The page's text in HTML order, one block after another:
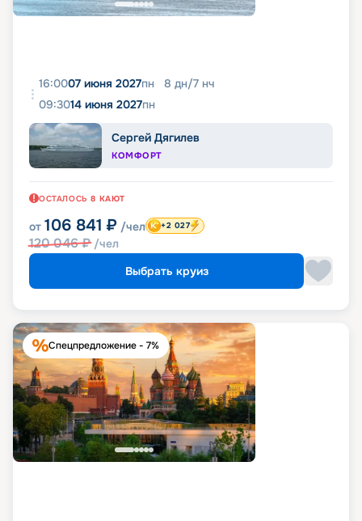
16:0007 июня 2027пн 8 дн/7 нч
09:3014 июня 2027пн
Сергей Дягилев
КОМФОРТ
ОСТАЛОСЬ 8 КАЮТ
от 106 841 ₽ /чел
120 046₽ /чел
+2 027
Выбрать круиз
Спецпредложение - 7%